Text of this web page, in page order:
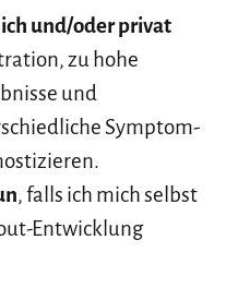
und/oder privat
zu hohe
und
Symptom-
, falls ich mich selbst
Entwicklung